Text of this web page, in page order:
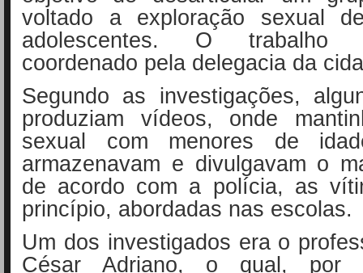
voltado a exploração sexual
adolescentes. O trabalho
coordenado pela delegacia da
Segundo as investigações,
produziam vídeos, onde
sexual com menores de
armazenavam e divulgavam o
de acordo com a polícia, as
princípio, abordadas nas escolas.
Um dos investigados era o
César Adriano, o qual, por